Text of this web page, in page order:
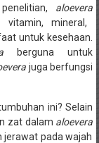
aloevera
mineral,
untuk kesehaan.
berguna untuk
juga berfungsi
ini? Selain
zat dalam aloevera
jerawat pada wajah